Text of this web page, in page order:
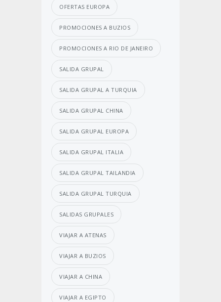
OFERTAS EUROPA
PROMOCIONES A BUZIOS
PROMOCIONES A RIO DE JANEIRO
SALIDA GRUPAL
SALIDA GRUPAL A TURQUIA
SALIDA GRUPAL CHINA
SALIDA GRUPAL EUROPA
SALIDA GRUPAL ITALIA
SALIDA GRUPAL TAILANDIA
SALIDA GRUPAL TURQUIA
SALIDAS GRUPALES
VIAJAR A ATENAS
VIAJAR A BUZIOS
VIAJAR A CHINA
VIAJAR A EGIPTO